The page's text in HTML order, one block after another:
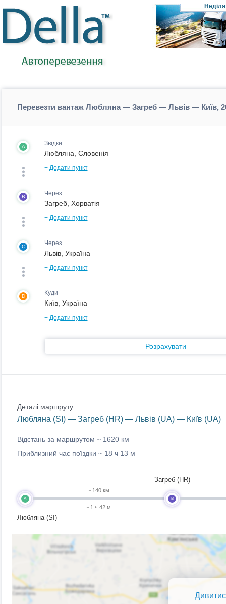
Неділя
Перевезти вантаж Любляна — Загреб — Львів — Київ,
A Звідки
+ Додати пункт
B Через
+ Додати пункт
C Через
+ Додати пункт
D Куди
+ Додати пункт
Розрахувати
Деталі маршруту:
Любляна (SI) — Загреб (HR) — Львів (UA) — Київ (UA)
Відстань за маршрутом ~ 1620 км
Приблизний час поїздки ~ 18 ч 13 м
A
Любляна (SI)
~ 140 км
~ 1 ч 42 м
B
Загреб (HR)